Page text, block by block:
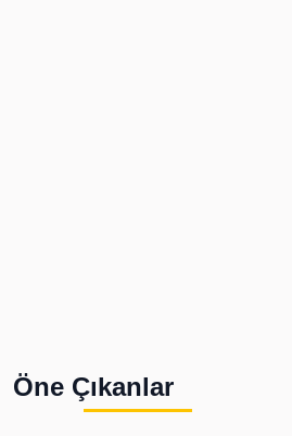
Öne Çıkanlar